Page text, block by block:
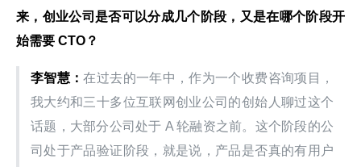
来，创业公司是否可以分成几个阶段，又是在哪个阶段开
始需要 CTO？
李智慧：在过去的一年中，作为一个收费咨询项目，
我大约和三十多位互联网创业公司的创始人聊过这个
话题，大部分公司处于 A 轮融资之前。这个阶段的公
司处于产品验证阶段，就是说，产品是否真的有用户